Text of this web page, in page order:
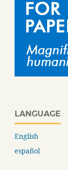
LANGUAGE
English
español